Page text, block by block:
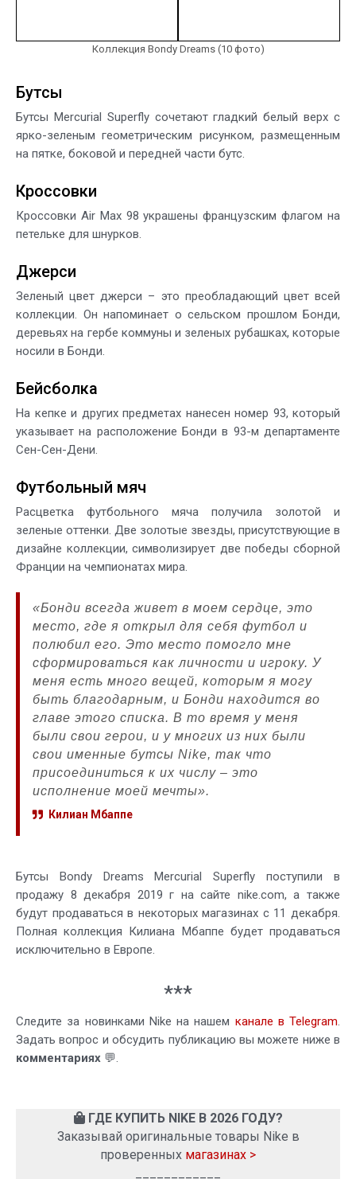
Коллекция Bondy Dreams (10 фото)
Бутсы
Бутсы Mercurial Superfly сочетают гладкий белый верх с
ярко-зеленым геометрическим рисунком, размещенным
на пятке, боковой и передней части бутс.
Кроссовки
Кроссовки Air Max 98 украшены французским флагом на
петельке для шнурков.
Джерси
Зеленый цвет джерси – это преобладающий цвет всей
коллекции. Он напоминает о сельском прошлом Бонди,
деревьях на гербе коммуны и зеленых рубашках, которые
носили в Бонди.
Бейсболка
На кепке и других предметах нанесен номер 93, который
указывает на расположение Бонди в 93-м департаменте
Сен-Сен-Дени.
Футбольный мяч
Расцветка футбольного мяча получила золотой и
зеленые оттенки. Две золотые звезды, присутствующие в
дизайне коллекции, символизирует две победы сборной
Франции на чемпионатах мира.
«Бонди всегда живет в моем сердце, это
место, где я открыл для себя футбол и
полюбил его. Это место помогло мне
сформироваться как личности и игроку. У
меня есть много вещей, которым я могу
быть благодарным, и Бонди находится во
главе этого списка. В то время у меня
были свои герои, и у многих из них были
свои именные бутсы Nike, так что
присоединиться к их числу – это
исполнение моей мечты».
Килиан Мбаппе
Бутсы Bondy Dreams Mercurial Superfly поступили в
продажу 8 декабря 2019 г на сайте nike.com, а также
будут продаваться в некоторых магазинах с 11 декабря.
Полная коллекция Килиана Мбаппе будет продаваться
исключительно в Европе.
***
Следите за новинками Nike на нашем канале в Telegram.
Задать вопрос и обсудить публикацию вы можете ниже в
комментариях 💬.
ГДЕ КУПИТЬ NIKE В 2026 ГОДУ?
Заказывай оригинальные товары Nike в
проверенных магазинах >